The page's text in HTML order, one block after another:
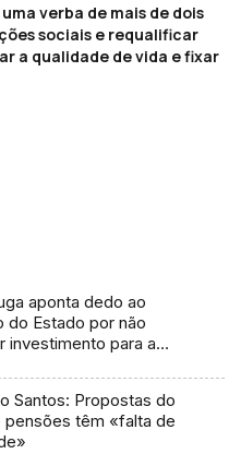
verba de mais de dois
sociais e requalificar
a qualidade de vida e fixar
aponta dedo ao
do Estado por não
investimento para a
Santos: Propostas do
pensões têm «falta de